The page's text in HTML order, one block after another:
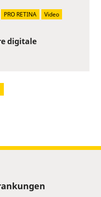
digitale
PRO RETINA
Video